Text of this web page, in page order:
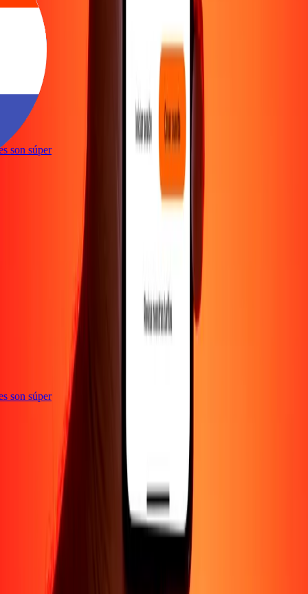
son súper
son súper
Blog PromocionesSeguridad
Transferencia internacional de dineroCorporativo
Conviértete en promotor
Política de privacidad
Términos y
condiciones
Centro de ayuda